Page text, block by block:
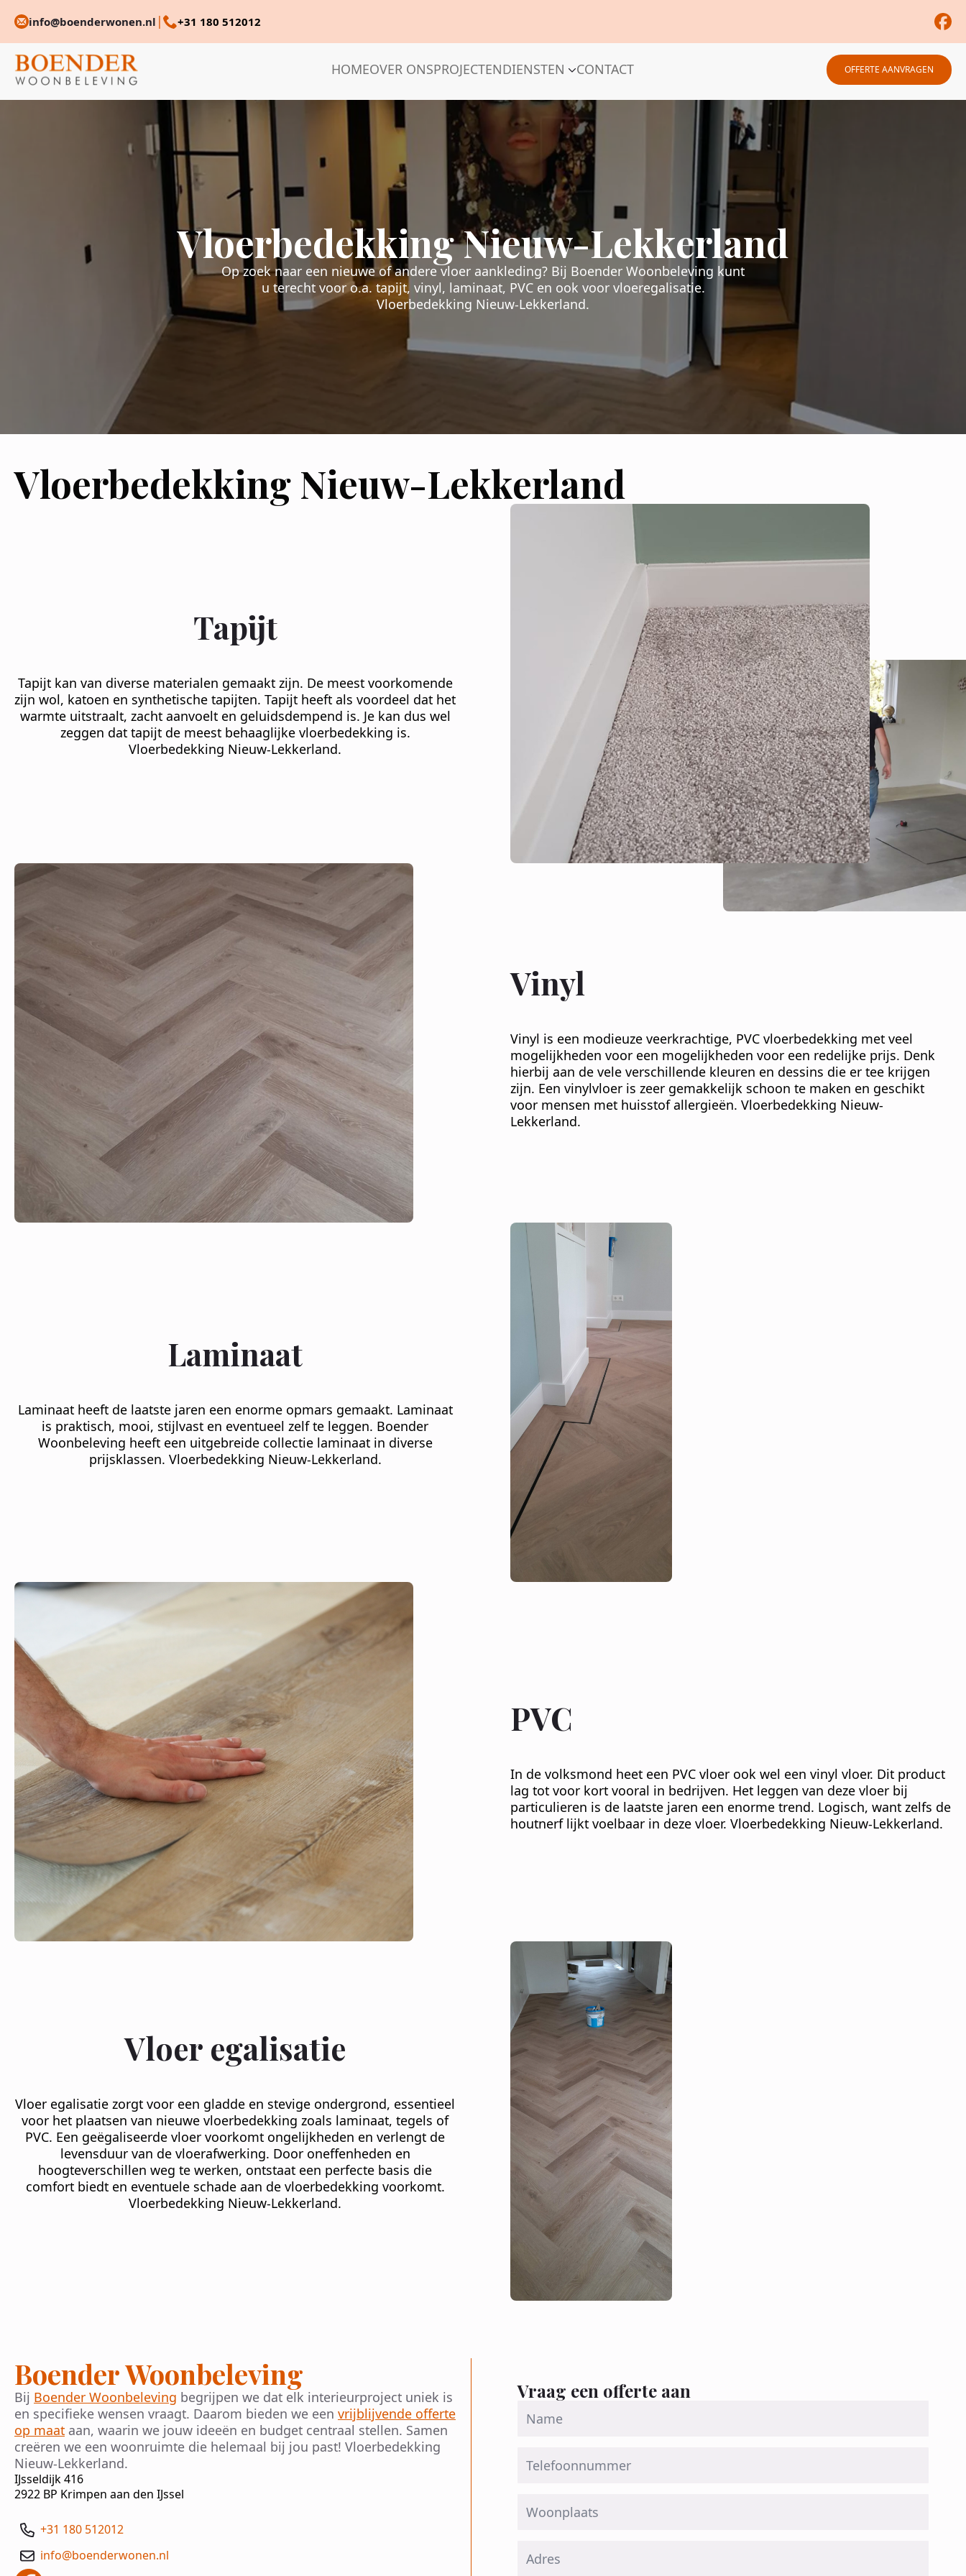
info@boenderwonen.nl | +31 180 512012
HOMEOVER ONSPROJECTENDIENSTEN CONTACT OFFERTE AANVRAGEN
Vloerbedekking Nieuw-Lekkerland
Op zoek naar een nieuwe of andere vloer aankleding? Bij Boender Woonbeleving kunt
u terecht voor o.a. tapijt, vinyl, laminaat, PVC en ook voor vloeregalisatie.
Vloerbedekking Nieuw-Lekkerland.
Vloerbedekking Nieuw-Lekkerland
Tapijt
Tapijt kan van diverse materialen gemaakt zijn. De meest voorkomende
zijn wol, katoen en synthetische tapijten. Tapijt heeft als voordeel dat het
warmte uitstraalt, zacht aanvoelt en geluidsdempend is. Je kan dus wel
zeggen dat tapijt de meest behaaglijke vloerbedekking is.
Vloerbedekking Nieuw-Lekkerland.
Vinyl
Vinyl is een modieuze veerkrachtige, PVC vloerbedekking met veel
mogelijkheden voor een mogelijkheden voor een redelijke prijs. Denk
hierbij aan de vele verschillende kleuren en dessins die er tee krijgen
zijn. Een vinylvloer is zeer gemakkelijk schoon te maken en geschikt
voor mensen met huisstof allergieën. Vloerbedekking Nieuw-
Lekkerland.
Laminaat
Laminaat heeft de laatste jaren een enorme opmars gemaakt. Laminaat
is praktisch, mooi, stijlvast en eventueel zelf te leggen. Boender
Woonbeleving heeft een uitgebreide collectie laminaat in diverse
prijsklassen. Vloerbedekking Nieuw-Lekkerland.
PVC
In de volksmond heet een PVC vloer ook wel een vinyl vloer. Dit product
lag tot voor kort vooral in bedrijven. Het leggen van deze vloer bij
particulieren is de laatste jaren een enorme trend. Logisch, want zelfs de
houtnerf lijkt voelbaar in deze vloer. Vloerbedekking Nieuw-Lekkerland.
Vloer egalisatie
Vloer egalisatie zorgt voor een gladde en stevige ondergrond, essentieel
voor het plaatsen van nieuwe vloerbedekking zoals laminaat, tegels of
PVC. Een geëgaliseerde vloer voorkomt ongelijkheden en verlengt de
levensduur van de vloerafwerking. Door oneffenheden en
hoogteverschillen weg te werken, ontstaat een perfecte basis die
comfort biedt en eventuele schade aan de vloerbedekking voorkomt.
Vloerbedekking Nieuw-Lekkerland.
Boender Woonbeleving
Bij Boender Woonbeleving begrijpen we dat elk interieurproject uniek is
en specifieke wensen vraagt. Daarom bieden we een vrijblijvende offerte
op maat aan, waarin we jouw ideeën en budget centraal stellen. Samen
creëren we een woonruimte die helemaal bij jou past! Vloerbedekking
Nieuw-Lekkerland.
IJsseldijk 416
2922 BP Krimpen aan den IJssel
+31 180 512012
info@boenderwonen.nl
Vraag een offerte aan